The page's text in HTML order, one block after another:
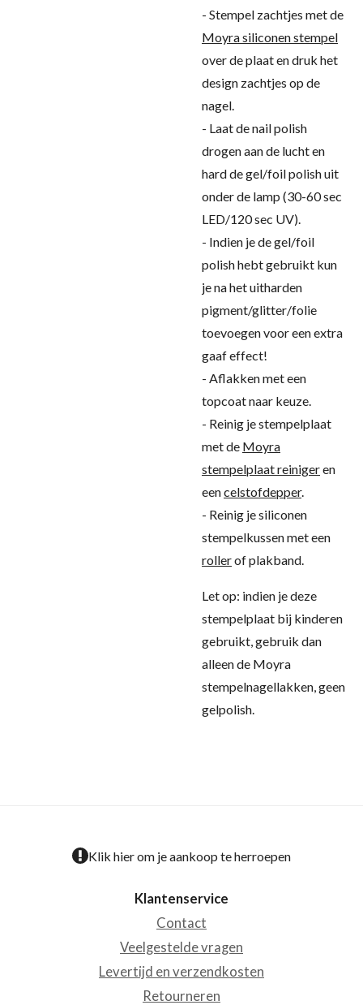
- Stempel zachtjes met de
Moyra siliconen stempel
over de plaat en druk het
design zachtjes op de
nagel.
- Laat de nail polish
drogen aan de lucht en
hard de gel/foil polish uit
onder de lamp (30-60 sec
LED/120 sec UV).
- Indien je de gel/foil
polish hebt gebruikt kun
je na het uitharden
pigment/glitter/folie
toevoegen voor een extra
gaaf effect!
- Aflakken met een
topcoat naar keuze.
- Reinig je stempelplaat
met de Moyra
stempelplaat reinigeren
eencelstofdepper.
- Reinig je siliconen
stempelkussen met een
rollerof plakband.
Let op: indien je deze
stempelplaat bij kinderen
gebruikt, gebruik dan
alleen de Moyra
stempelnagellakken, geen
gelpolish.
Klik hier om je aankoop te herroepen
Klantenservice
Contact
Veelgestelde vragen
Levertijd en verzendkosten
Retourneren